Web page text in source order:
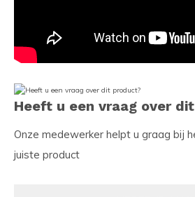
Heeft u een vraag over
Onze medewerker helpt u graag bij
juiste product